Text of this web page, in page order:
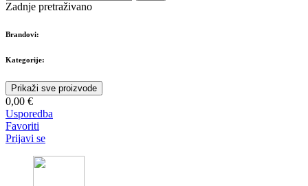
Zadnje pretraživano
Brandovi:
Kategorije:
Prikaži sve proizvode
0,00 €
Usporedba
Favoriti
Prijavi se